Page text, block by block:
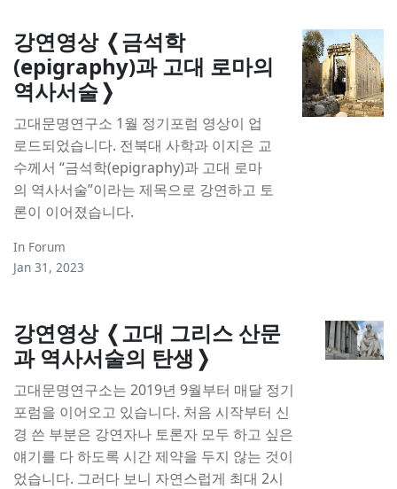
강연영상 ❬금석학
(epigraphy)과 고대 로마의
역사서술❭
고대문명연구소 1월 정기포럼 영상이 업
로드되었습니다. 전북대 사학과 이지은 교
수께서 “금석학(epigraphy)과 고대 로마
의 역사서술”이라는 제목으로 강연하고 토
론이 이어졌습니다.
In Forum
Jan 31, 2023
강연영상 ❬고대 그리스 산문
과 역사서술의 탄생❭
고대문명연구소는 2019년 9월부터 매달 정기
포럼을 이어오고 있습니다. 처음 시작부터 신
경 쓴 부분은 강연자나 토론자 모두 하고 싶은
얘기를 다 하도록 시간 제약을 두지 않는 것이
었습니다. 그러다 보니 자연스럽게 최대 2시